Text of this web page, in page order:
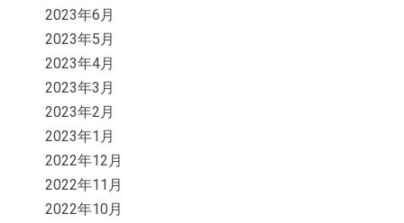
2023年6月
2023年5月
2023年4月
2023年3月
2023年2月
2023年1月
2022年12月
2022年11月
2022年10月